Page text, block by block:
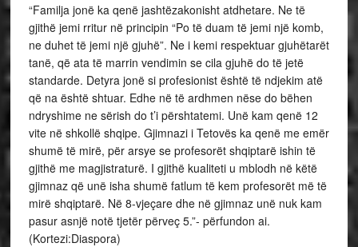
“Familja jonë ka qenë jashtëzakonisht atdhetare. Ne të
gjithë jemi rritur në principin “Po të duam të jemi një komb,
ne duhet të jemi një gjuhë”. Ne i kemi respektuar gjuhëtarët
tanë, që ata të marrin vendimin se cila gjuhë do të jetë
standarde. Detyra jonë si profesionist është të ndjekim atë
që na është shtuar. Edhe në të ardhmen nëse do bëhen
ndryshime ne sërish do t’i përshtatemi. Unë kam qenë 12
vite në shkollë shqipe. Gjimnazi i Tetovës ka qenë me emër
shumë të mirë, për arsye se profesorët shqiptarë ishin të
gjithë me magjistraturë. I gjithë kualiteti u mblodh në këtë
gjimnaz që unë isha shumë fatlum të kem profesorët më të
mirë shqiptarë. Në 8-vjeçare dhe në gjimnaz unë nuk kam
pasur asnjë notë tjetër përveç 5.”- përfundon ai.
(Kortezi:Diaspora)